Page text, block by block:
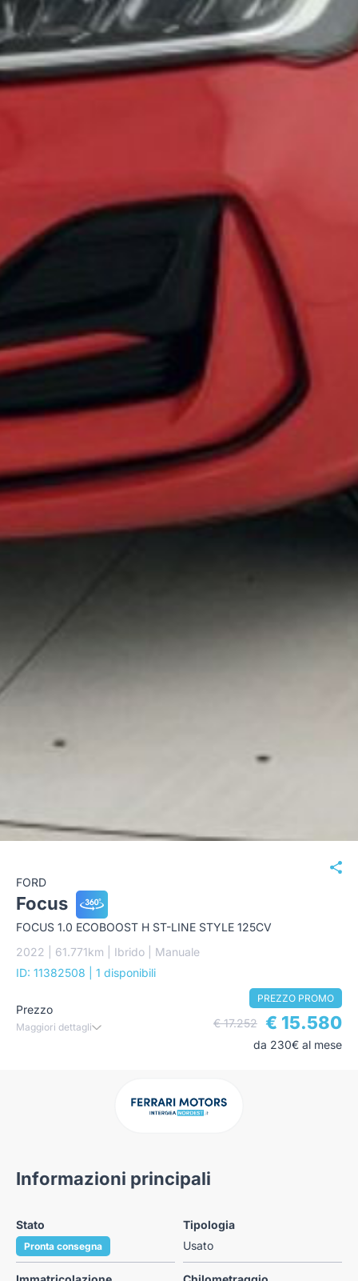
FORD
Focus
FOCUS 1.0 ECOBOOST H ST-LINE STYLE 125CV
2022 | 61.771km | Ibrido | Manuale
ID: 11382508
| 1 disponibili
Prezzo
Maggiori dettagli
PREZZO PROMO
€ 17.252 € 15.580
da 230€ al mese
Informazioni principali
Stato
Pronta consegna
Tipologia
Usato